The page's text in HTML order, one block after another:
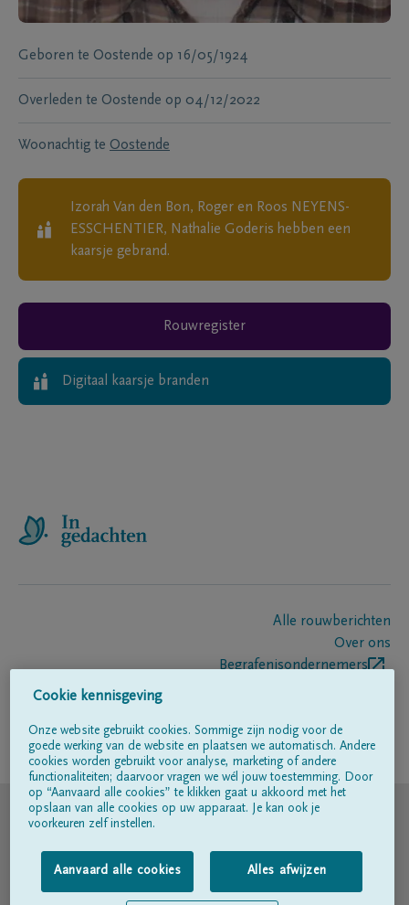
Geboren te Oostende op 16/05/1924
Overleden te Oostende op 04/12/2022
Woonachtig te Oostende
Izorah Van den Bon, Roger en Roos NEYENS-
ESSCHENTIER, Nathalie Goderis hebben een
kaarsje gebrand.
Rouwregister
Digitaal kaarsje branden
Alle rouwberichten
Over ons
Begrafenisondernemers
Volg ons op
© DELA
Gebruiksvoorwaarden
Privacyverklaring
Cookie kennisgeving
Onze website gebruikt cookies. Sommige zijn nodig voor de
goede werking van de website en plaatsen we automatisch. Andere
cookies worden gebruikt voor analyse, marketing of andere
functionaliteiten; daarvoor vragen we wél jouw toestemming. Door
op “Aanvaard alle cookies” te klikken gaat u akkoord met het
opslaan van alle cookies op uw apparaat. Je kan ook je
voorkeuren zelf instellen.
Aanvaard alle cookies Alles afwijzen